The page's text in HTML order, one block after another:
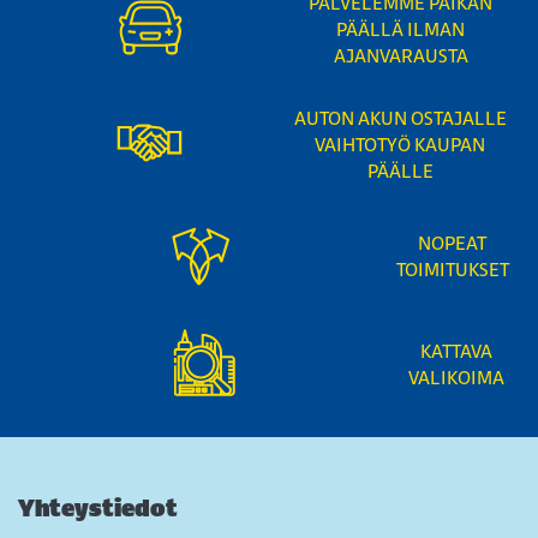
PÄÄLLÄ ILMAN
AJANVARAUSTA
AUTON AKUN OSTAJALLE
VAIHTOTYÖ KAUPAN
PÄÄLLE
NOPEAT
TOIMITUKSET
KATTAVA
VALIKOIMA
Yhteystiedot